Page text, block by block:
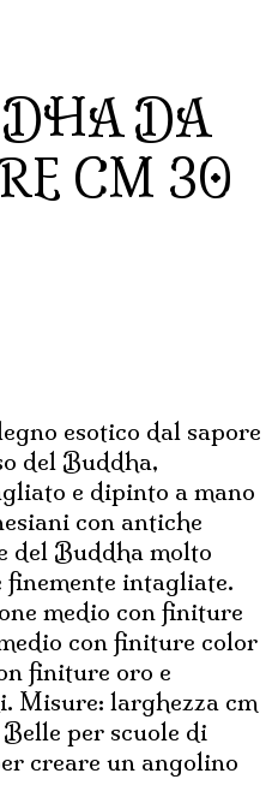
DA
CM 30
esotico dal sapore
del Buddha,
e dipinto a mano
con antiche
del Buddha molto
intagliate.
medio con finiture
con finiture color
finiture oro e
Misure: larghezza cm
per scuole di
creare un angolino